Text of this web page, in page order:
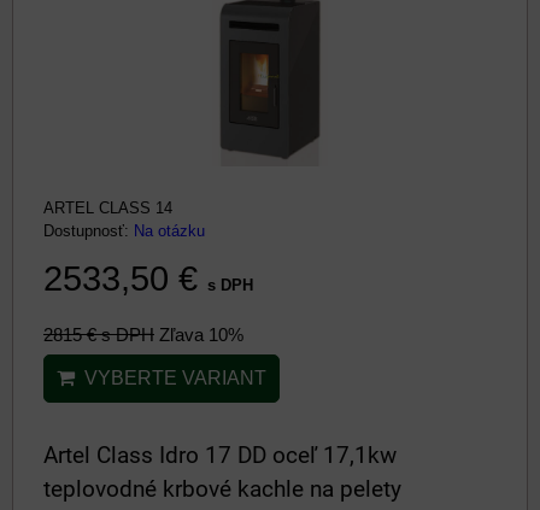
ARTEL CLASS 14
Dostupnosť: Na otázku
2533,50 € s DPH
2815 €s DPH Zľava 10%
VYBERTE VARIANT
Artel Class Idro 17 DD oceľ 17,1kw
teplovodné krbové kachle na pelety